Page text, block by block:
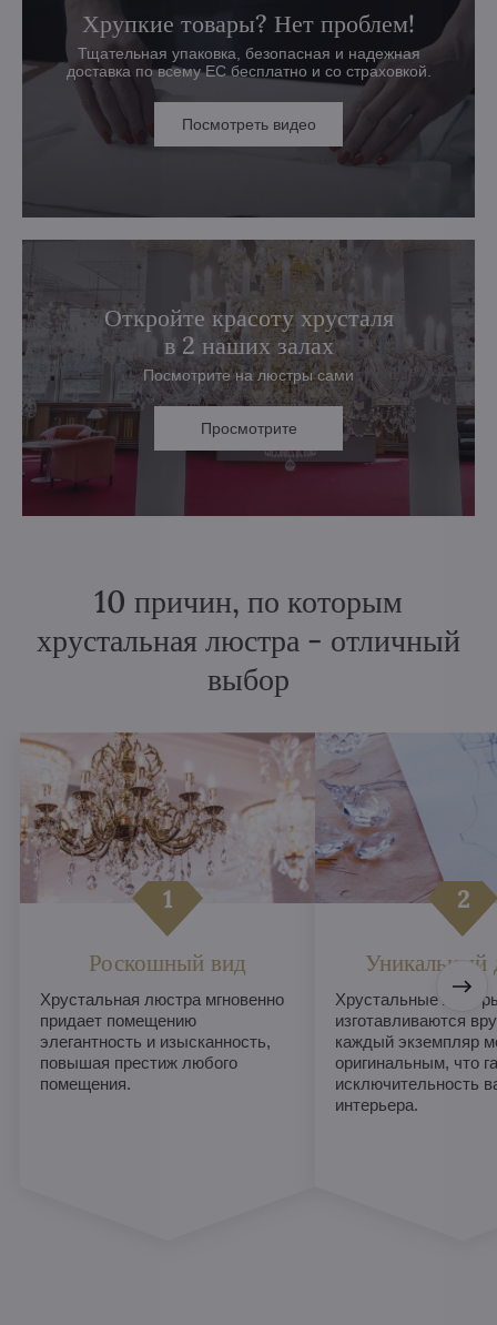
Хрупкие товары? Нет проблем!
Тщательная упаковка, безопасная и надежная
доставка по всему ЕС бесплатно и со страховкой.
Посмотреть видео
Откройте красоту хрусталя
в 2 наших залах
Посмотрите на люстры сами
Просмотрите
10 причин, по которым
хрустальная люстра - отличный
выбор
Роскошный вид
Хрустальная люстра мгновенно
придает помещению
элегантность и изысканность,
повышая престиж любого
помещения.
Уникальный
Хрустальные
изготавливаются
каждый экземпляр
оригинальным, что
исключительность
интерьера.